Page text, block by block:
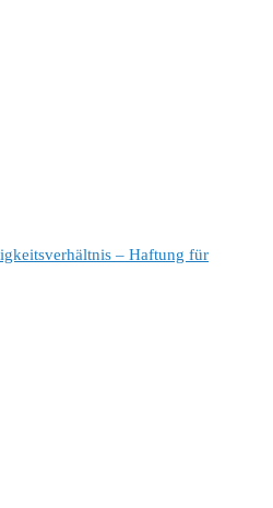
– Haftung für